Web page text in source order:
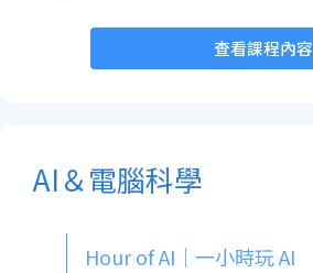
查看課程內容
AI＆電腦科學
Hour of AI｜一小時玩 AI